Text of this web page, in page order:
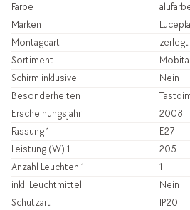
Farbe
Marken
Montageart
zerlegt
Sortiment
Schirm inklusive
Nein
Besonderheiten
Erscheinungsjahr
2008
Fassung 1
E27
Leistung (W) 1
205
Anzahl Leuchten 1
1
inkl. Leuchtmittel
Nein
Schutzart
IP20